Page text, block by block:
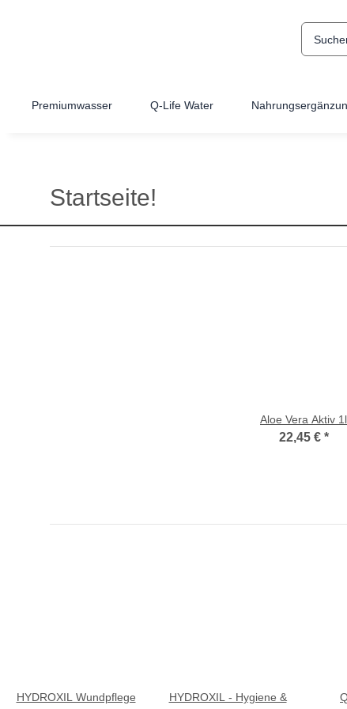
Premiumwasser Q-Life Water
Startseite!
Aloe Vera Aktiv 1l
22,45 € *
HYDROXIL Wundpflege
HYDROXIL - Hygiene &